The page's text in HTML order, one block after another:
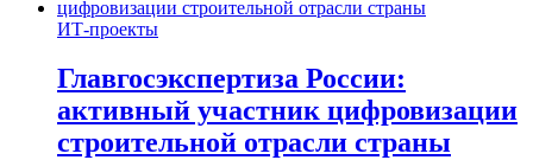
ИТ-проекты
Главгосэкспертиза России:
активный участник цифровизации
строительной отрасли страны